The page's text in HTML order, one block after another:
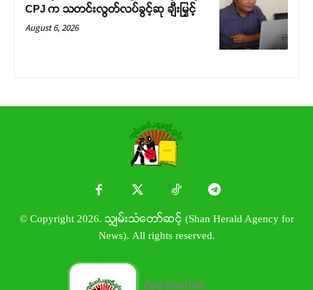
CPJ က သတင်းလွတ်လပ်ခွင့်ဆု ချီးမြှင့်
August 6, 2026
© Copyright 2026. သျှမ်းသံတော်ဆင့် (Shan Herald Agency for
News). All rights reserved.